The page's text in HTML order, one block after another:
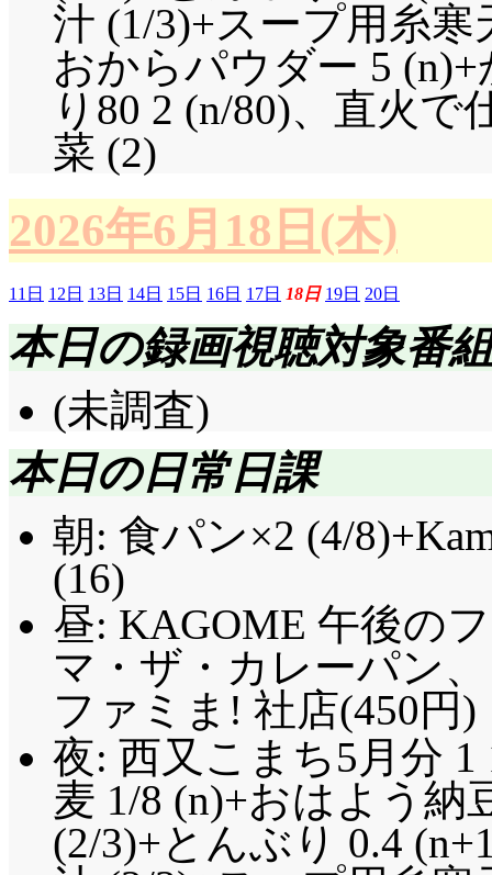
汁 (1/3)+スープ用糸
おからパウダー 5
り80 2 (n/80)、直火で
菜 (2)
2026年6月18日(木)
11日 12日 13日 14日 15日 16日 17日 18日 19日 20日
本日の録画視聴対象番組
(未調査)
本日の日常日課
朝: 食パン×2 (4/
(16)
昼: KAGOME 午後の
マ・ザ・カレーパン
ファミま! 社店(450円)
夜: 西又こまち5月分
麦 1/8 (n)+おはよう納
(2/3)+とんぶり 0.4